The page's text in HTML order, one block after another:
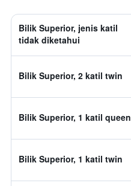
Bilik Superior, jenis katil
tidak diketahui
Bilik Superior, 2 katil twin
Bilik Superior, 1 katil queen
Bilik Superior, 1 katil twin